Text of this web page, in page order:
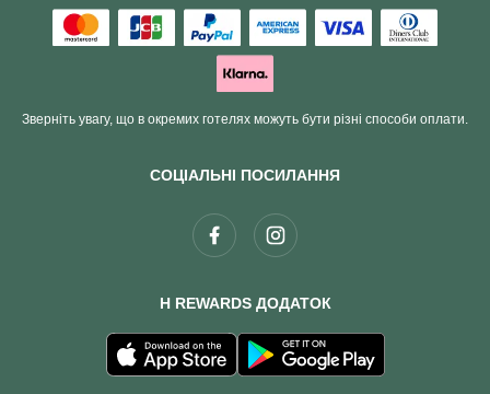
СОЦІАЛЬНІ ПОСИЛАННЯ
H REWARDS ДОДАТОК
Зверніть увагу, що в окремих готелях можуть бути різні способи оплати.